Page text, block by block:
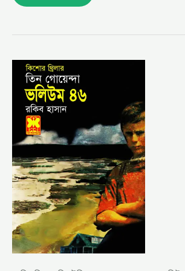
আমি
রবিন
বলছি,
উল্কি
রহস্য,
নেকড়ের
গুহা-
ভলিউম-৪৬
(AMI
ROBIN
BOLSI,
ROHOSSHO,
NEKRE
GUHA-
VOL-
46)